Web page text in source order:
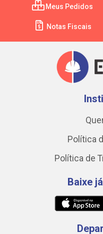
Meus Pedidos
Notas Fiscais
Política
Política de
Baixe